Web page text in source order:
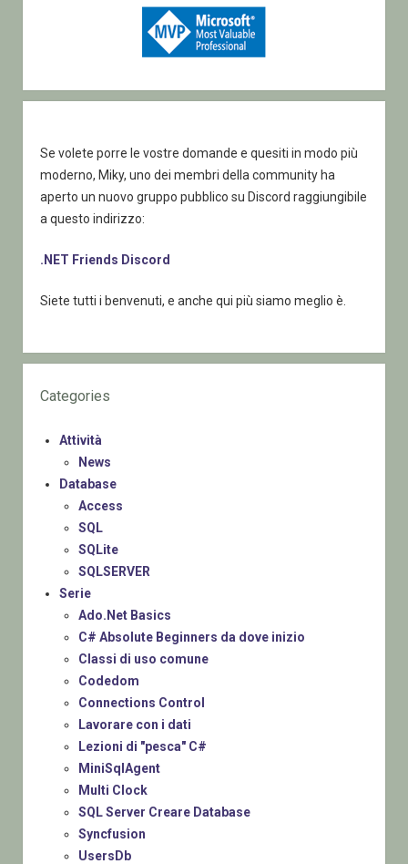
Se volete porre le vostre domande e quesiti in modo più
moderno, Miky, uno dei membri della community ha
aperto un nuovo gruppo pubblico su Discord raggiungibile
a questo indirizzo:
.NET Friends Discord
Siete tutti i benvenuti, e anche qui più siamo meglio è.
Categories
Attività
News
Database
Access
SQL
SQLite
SQLSERVER
Serie
Ado.Net Basics
C# Absolute Beginners da dove inizio
Classi di uso comune
Codedom
Connections Control
Lavorare con i dati
Lezioni di "pesca" C#
MiniSqlAgent
Multi Clock
SQL Server Creare Database
Syncfusion
UsersDb